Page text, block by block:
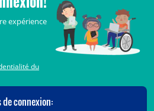
Crédits
publics